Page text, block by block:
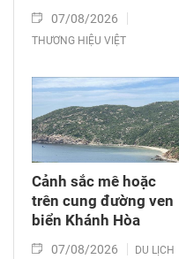
07/08/2026
THƯƠNG HIỆU VIỆT
Cảnh sắc mê hoặc
trên cung đường ven
biển Khánh Hòa
07/08/2026 DU LỊCH